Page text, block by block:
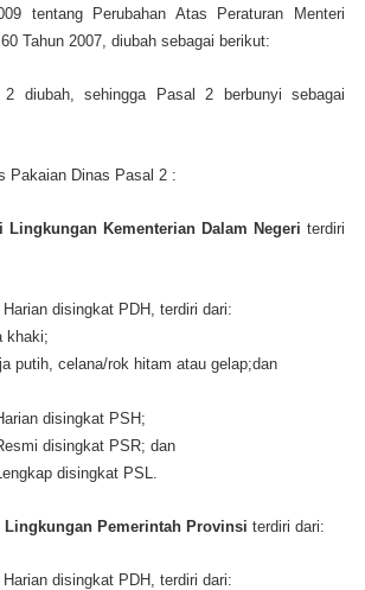
tentang Perubahan Atas Peraturan Menteri
Tahun 2007, diubah sebagai berikut:
diubah, sehingga Pasal 2 berbunyi sebagai
Pakaian Dinas Pasal 2 :
Lingkungan Kementerian Dalam Negeri terdiri
disingkat PDH, terdiri dari:
khaki;
putih, celana/rok hitam atau gelap;dan
disingkat PSH;
disingkat PSR; dan
disingkat PSL.
Lingkungan Pemerintah Provinsi terdiri dari:
disingkat PDH, terdiri dari: